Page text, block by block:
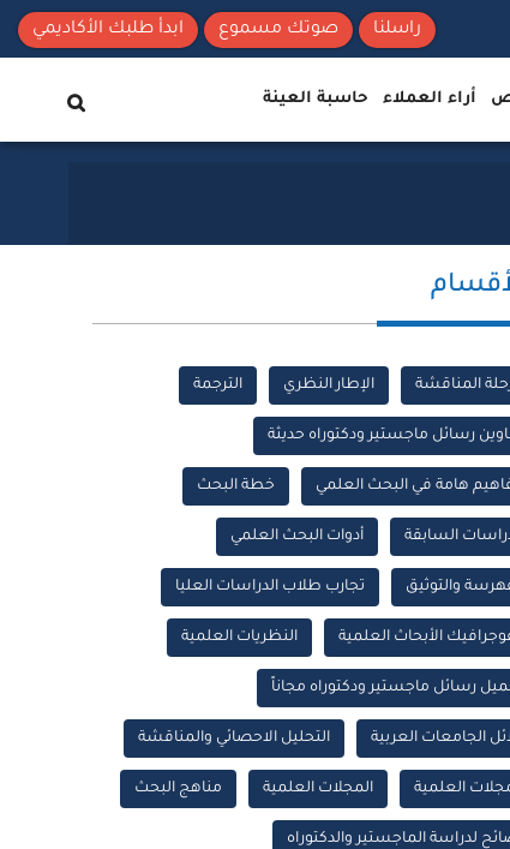
ابدأ طلبك الأكاديمي صوتك مسموع راسلنا
أراء العملاء حاسبة العينة
المناقشة الإطار النظري الترجمة
رسائل ماجستير ودكتوراه حديثة
هامة في البحث العلمي خطة البحث
السابقة أدوات البحث العلمي
والتوثيق تجارب طلاب الدراسات العليا
الأبحاث العلمية النظريات العلمية
رسائل ماجستير ودكتوراه مجاناً
الجامعات العربية التحليل الاحصائي والمناقشة
العلمية المجلات العلمية مناهج البحث
لدراسة الماجستير والدكتوراه